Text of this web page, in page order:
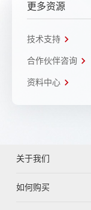
更多资源
技术支持
合作伙伴咨询
资料中心
关于我们
如何购买